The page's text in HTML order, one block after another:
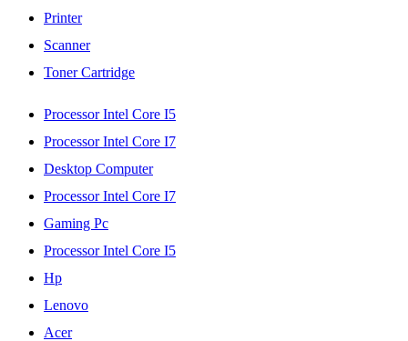
Printer
Scanner
Toner Cartridge
Processor Intel Core I5
Processor Intel Core I7
Desktop Computer
Processor Intel Core I7
Gaming Pc
Processor Intel Core I5
Hp
Lenovo
Acer